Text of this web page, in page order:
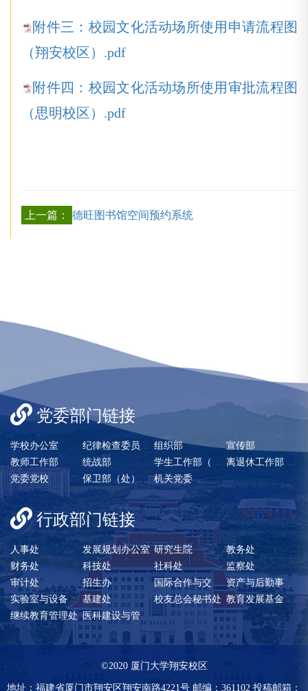
附件三：校园文化活动场所使用申请流程图
（翔安校区）.pdf
附件四：校园文化活动场所使用审批流程图
（思明校区）.pdf
上一篇： 德旺图书馆空间预约系统
党委部门链接
学校办公室 纪律检查委员会/巡察办 组织部
宣传部
教师工作部
统战部 学生工作部（处）
离退休工作部（处）
党委党校
保卫部（处） 机关党委
行政部门链接
人事处 发展规划办公室 研究生院
教务处
财务处
科技处 社科处
监察处
审计处
招生办 国际合作与交流处
资产与后勤事务管理处
实验室与设备管理处 基建处 校友总会秘书处
教育发展基金会秘书处
继续教育管理处
医科建设与管理办公室
©2020 厦门大学翔安校区
地址：福建省厦门市翔安区翔安南路4221号 邮编：361102 投稿邮箱：